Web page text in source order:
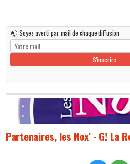
📬 Soyez averti par mail de chaque diffusion
S'inscrire
Partenaires, les Nox' - G! La